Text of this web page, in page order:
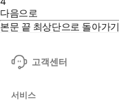
다음으로
본문 끝 최상단으로 돌아가기
고객센터
서비스